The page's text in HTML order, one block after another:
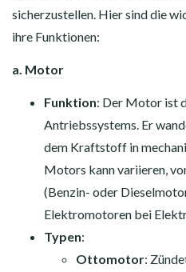
sicherzustellen. Hier sind die
ihre Funktionen:
a. Motor
Funktion: Der Motor ist
Antriebssystems. Er
dem Kraftstoff in
Motors kann variieren,
(Benzin- oder
Elektromotoren bei
Typen:
Ottomotor: